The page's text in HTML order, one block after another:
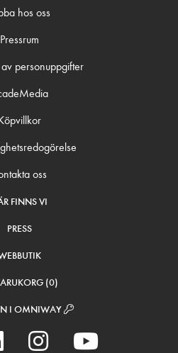
hos oss
Pressrum
personuppgifter
oss
FINNS VI
PRESS
(0)
I OMNIWAY